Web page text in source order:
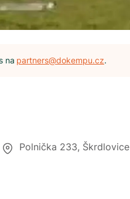
na partners@dokempu.cz.
Polnička 233, Škrdlovice